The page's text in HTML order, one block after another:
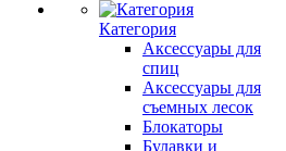
Категория
Аксессуары для
спиц
Аксессуары для
съемных лесок
Блокаторы
Булавки и